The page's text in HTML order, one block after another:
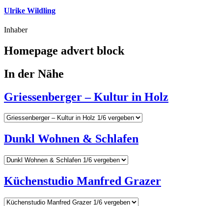
Ulrike Wildling
Inhaber
Homepage advert block
In der Nähe
Griessenberger – Kultur in Holz
Dunkl Wohnen & Schlafen
Küchenstudio Manfred Grazer